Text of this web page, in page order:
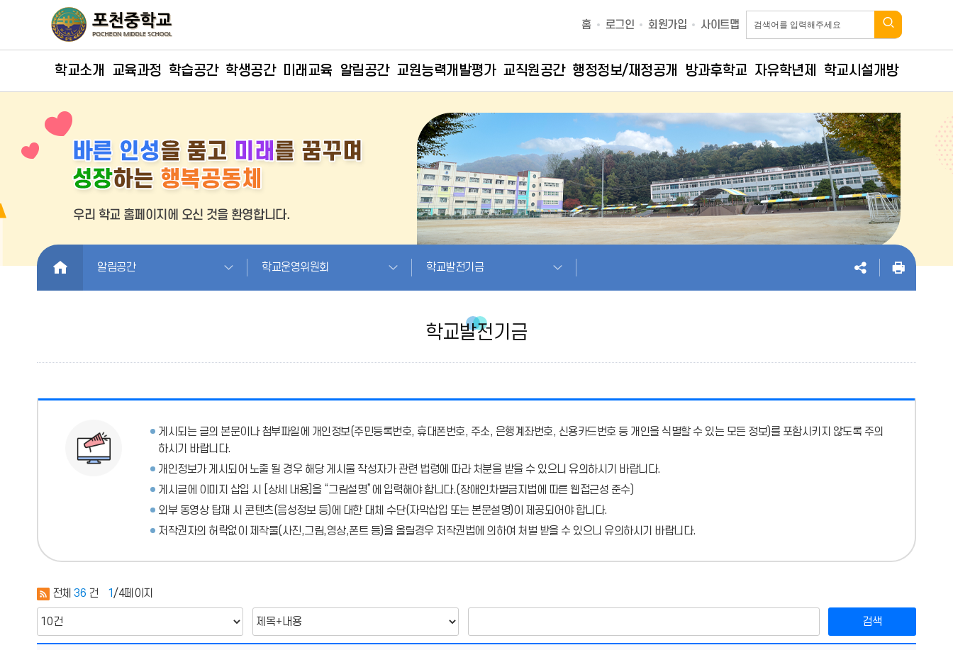
홈 로그인 회원가입 사이트맵
학교소개 교육과정 학습공간 학생공간 미래교육 알림공간 교원능력개발평가 교직원공간 행정정보/재정공개 방과후학교 자유학년제 학교시설개방
HOME 알림공간 학교운영위원회 학교발전기금
학교발전기금
게시되는 글의 본문이나 첨부파일에 개인정보(주민등록번호, 휴대폰번호, 주소, 은행계좌번호, 신용카드번호 등 개인을 식별할 수 있는 모든 정보)를 포함시키지 않도록 주의
하시기 바랍니다.
개인정보가 게시되어 노출 될 경우 해당 게시물 작성자가 관련 법령에 따라 처분을 받을 수 있으니 유의하시기 바랍니다.
게시글에 이미지 삽입 시 [상세 내용]을 “그림설명”에 입력해야 합니다.(장애인차별금지법에 따른 웹접근성 준수)
외부 동영상 탑재 시 콘텐츠(음성정보 등)에 대한 대체 수단(자막삽입 또는 본문설명)이 제공되어야 합니다.
저작권자의 허락없이 제작물(사진,그림,영상,폰트 등)을 올릴경우 저작권법에 의하여 처벌 받을 수 있으니 유의하시기 바랍니다.
전체 36 건 1/4페이지
검색